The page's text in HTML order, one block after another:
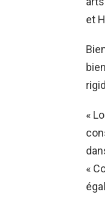
et
«
«